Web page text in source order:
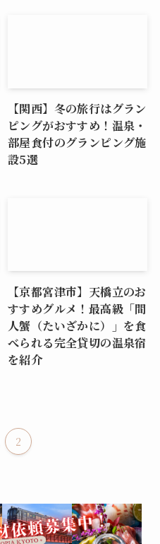
【関西】冬の旅行はグラン
ピングがおすすめ！温泉・
部屋食付のグランピング施
設5選
【京都宮津市】天橋立のお
すすめグルメ！最高級「間
人蟹（たいざかに）」を食
べられる完全貸切の温泉宿
を紹介
2